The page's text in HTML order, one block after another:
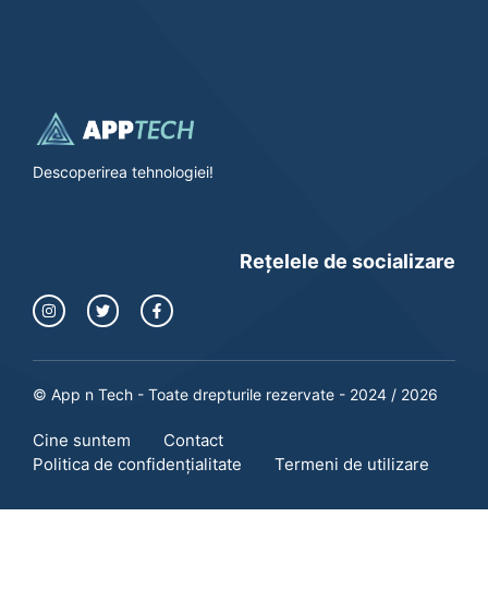
Descoperirea tehnologiei!
Rețelele de socializare
© App n Tech - Toate drepturile rezervate - 2024 / 2026
Cine suntem
Contact
Politica de confidențialitate
Termeni de utilizare